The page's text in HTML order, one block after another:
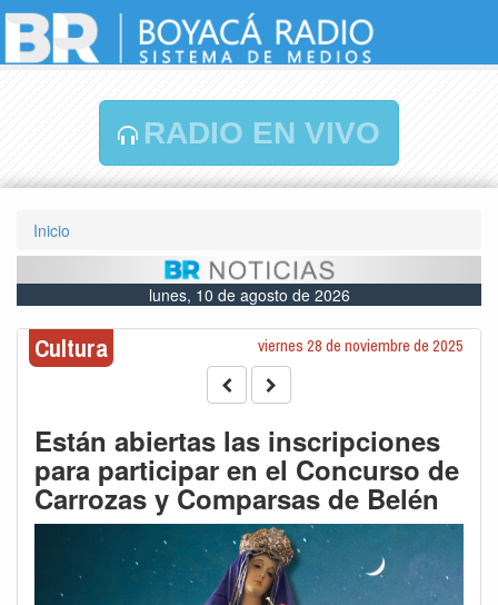
RADIO EN VIVO
Inicio
lunes, 10 de agosto de 2026
Cultura viernes 28 de noviembre de 2025
Están abiertas las inscripciones
para participar en el Concurso de
Carrozas y Comparsas de Belén